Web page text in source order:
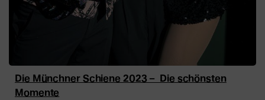
Die Münchner Schiene 2023 – Die schönsten
Momente